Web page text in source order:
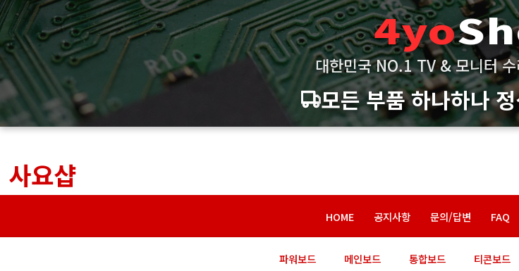
4yo
대한민국 NO.1 TV & 모니터
모든 부품 하나하나
사요샵
HOME 공지사항 문의/답변 FAQ
파워보드 메인보드 통합보드 티콘보드